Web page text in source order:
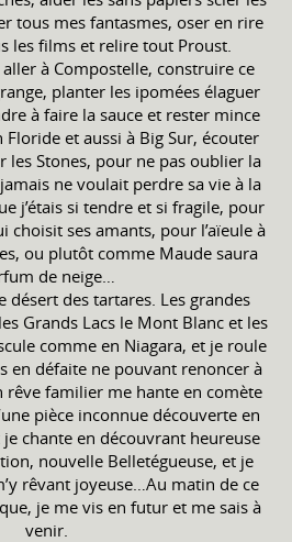
tous mes fantasmes, oser en rire
les films et relire tout Proust.
à Compostelle, construire ce
planter les ipomées élaguer
à faire la sauce et rester mince
et aussi à Big Sur, écouter
les Stones, pour ne pas oublier la
ne voulait perdre sa vie à la
j’étais si tendre et si fragile, pour
choisit ses amants, pour l’aïeule à
ou plutôt comme Maude saura
de neige…
désert des tartares. Les grandes
Grands Lacs le Mont Blanc et les
comme en Niagara, et je roule
en défaite ne pouvant renoncer à
rêve familier me hante en comète
pièce inconnue découverte en
chante en découvrant heureuse
nouvelle Belletégueuse, et je
rêvant joyeuse…Au matin de ce
je me vis en futur et me sais à
venir.